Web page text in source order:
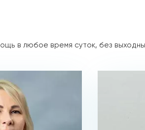
в любое время суток, без